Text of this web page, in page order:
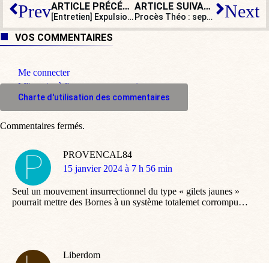
Prev ARTICLE PRÉCÉDENT
[Entretien] Expulsions d’étrangers : peut-on s’affranchir de la CEDH ?
ARTICLE SUIVANT
Procès Théo : sept ans d’hystérie contre les policiers Next
VOS COMMENTAIRES
Me connecter
M'inscrire à l'espace commentaire
Charte d'utilisation des commentaires
PROVENCAL84
dit
15 janvier 2024 à 7 h 56 min
Seul un mouvement insurrectionnel du type « gilets jaunes »
pourrait mettre des Bornes à un système totalemet corrompu…
Liberdom
Commentaires fermés.